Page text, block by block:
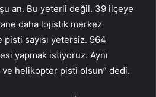
an. Bu yeterli değil. 39 ilçeye
daha lojistik merkez
sayısı yetersiz. 964
yapmak istiyoruz. Aynı
ve helikopter pisti olsun” dedi.